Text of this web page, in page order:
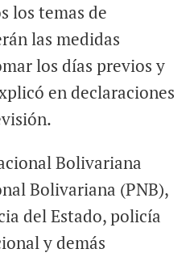
los temas de
las medidas
los días previos y
en declaraciones
Bolivariana
Bolivariana (PNB),
del Estado, policía
y demás